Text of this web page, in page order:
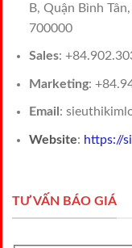
B, Quận Bình
700000
Sales:
Marketing:
Email :
Website: https://
TƯ VẤN BÁO GIÁ